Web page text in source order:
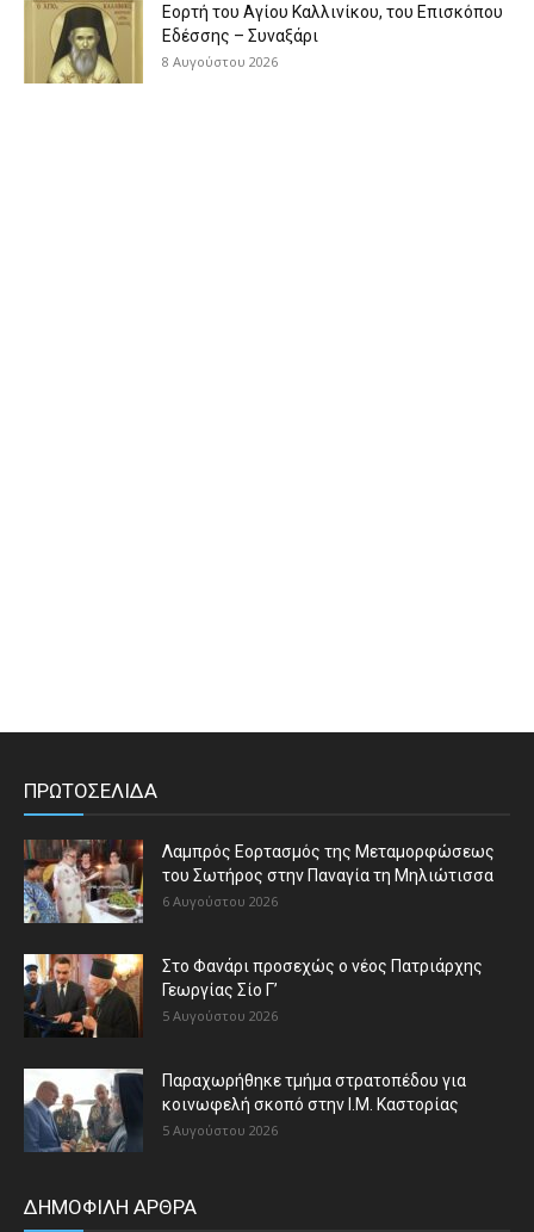
Εορτή του Αγίου Καλλινίκου, του Επισκόπου
Εδέσσης – Συναξάρι
8 Αυγούστου 2026
ΠΡΩΤΟΣΕΛΙΔΑ
Λαμπρός Εορτασμός της Μεταμορφώσεως
του Σωτήρος στην Παναγία τη Μηλιώτισσα
6 Αυγούστου 2026
Στο Φανάρι προσεχώς ο νέος Πατριάρχης
Γεωργίας Σίο Γ’
5 Αυγούστου 2026
Παραχωρήθηκε τμήμα στρατοπέδου για
κοινωφελή σκοπό στην Ι.Μ. Καστορίας
5 Αυγούστου 2026
ΔΗΜΟΦΙΛΗ ΑΡΘΡΑ